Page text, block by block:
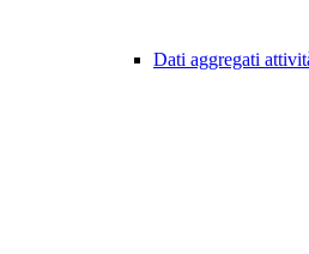
Dati aggregati